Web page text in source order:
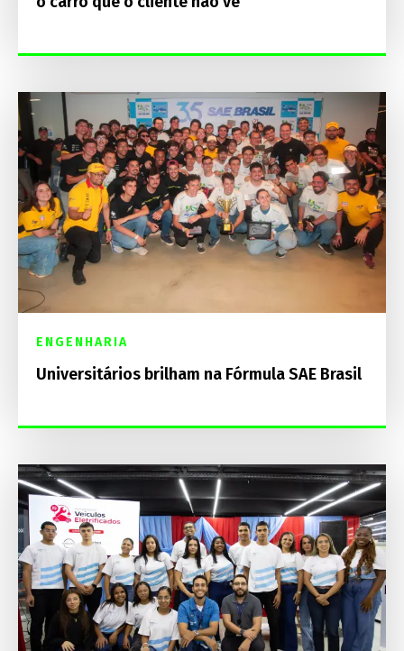
ENGENHARIA
Universitários brilham na Fórmula SAE Brasil